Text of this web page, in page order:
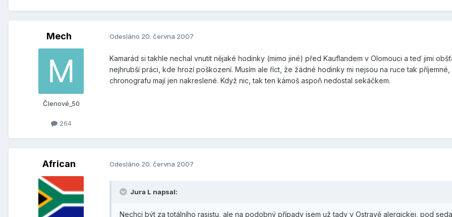
Mech
Členové_50
264
Odesláno 20. června 2007
Kamarád si takhle nechal vnutit nějaké hodinky (mimo jiné) před Kauflandem v Olomouci a teď jimi
nejhrubší práci, kde hrozí poškození. Musím ale říct, že žádné hodinky mi nejsou na ruce tak
chronografu mají jen nakreslené. Když nic, tak ten kámoš aspoň nedostal sekáčkem.
African Odesláno 20. června 2007
Jura L napsal:
Nechci být za totálního rasistu, ale na podobný případy jsem už tady v Ostravě alergickej, pod